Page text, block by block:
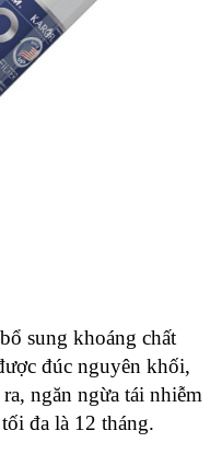
sung khoáng chất
đúc nguyên khối,
ngăn ngừa tái nhiễm
đa là 12 tháng.